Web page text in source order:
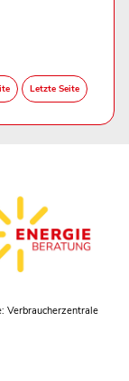
Verbraucherzentrale